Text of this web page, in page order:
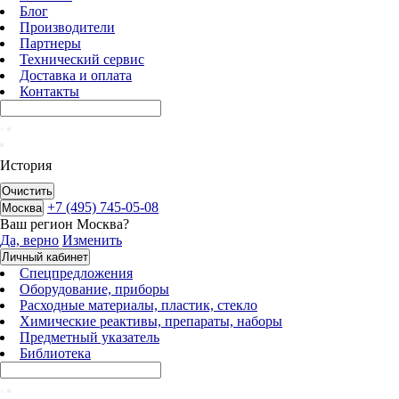
Блог
Производители
Партнеры
Технический сервис
Доставка и оплата
Контакты
История
Очистить
Москва +7 (495) 745-05-08
Ваш регион Москва?
Да, верно Изменить
Личный кабинет
Спецпредложения
Оборудование, приборы
Расходные материалы, пластик, стекло
Химические реактивы, препараты, наборы
Предметный указатель
Библиотека